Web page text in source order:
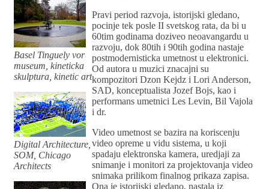
Basel Tinguely vor
museum, kineticka
skulptura, kinetic art
Digital Architecture,
SOM, Chicago
Architects
Pravi period razvoja, istorijski gledano,
pocinje tek posle II svetskog rata, da bi u
60tim godinama doziveo neoavangardu u
razvoju, dok 80tih i 90tih godina nastaje
postmodernisticka umetnost u elektronici.
Od autora u muzici znacajni su
kompozitori Dzon Kejdz i Lori Anderson,
SAD, konceptualista Jozef Bojs, kao i
performans umetnici Les Levin, Bil Vajola
i dr.
Video umetnost se bazira na koriscenju
video opreme u vidu sistema, u koji
spadaju elektronska kamera, uredjaji za
snimanje i monitori za projektovanja video
snimaka prilikom finalnog prikaza zapisa.
Ona je istorijski gledano, nastala iz